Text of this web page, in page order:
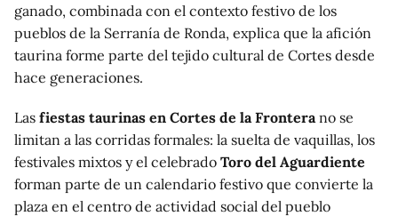
ganado, combinada con el contexto festivo de los
pueblos de la Serranía de Ronda, explica que la afición
taurina forme parte del tejido cultural de Cortes desde
hace generaciones.
Las fiestas taurinas en Cortes de la Frontera no se
limitan a las corridas formales: la suelta de vaquillas, los
festivales mixtos y el celebrado Toro del Aguardiente
forman parte de un calendario festivo que convierte la
plaza en el centro de actividad social del pueblo